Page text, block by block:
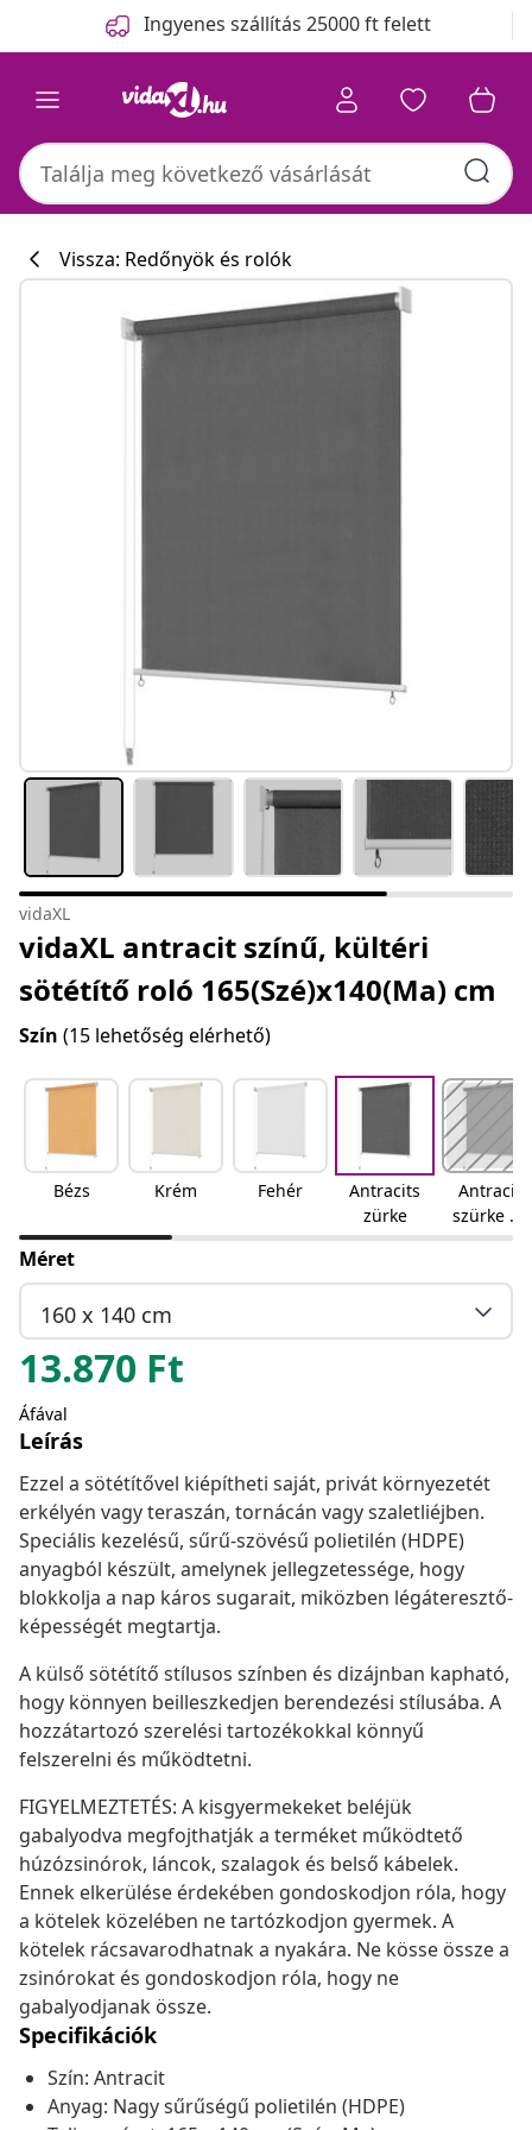
Ingyenes szállítás 25000 ft felett
Vissza: Redőnyök és rolók
vidaXL
vidaXL antracit színű, kültéri
sötétítő roló 165(Szé)x140(Ma) cm
Szín (15 lehetőség elérhető)
Bézs Krém Fehér
Antracits
zürke
Antracit
szürke és
fehér
Méret
160 x 140 cm
13.870 Ft
Áfával
Leírás
Ezzel a sötétítővel kiépítheti saját, privát környezetét
erkélyén vagy teraszán, tornácán vagy szaletliéjben.
Speciális kezelésű, sűrű-szövésű polietilén (HDPE)
anyagból készült, amelynek jellegzetessége, hogy
blokkolja a nap káros sugarait, miközben légáteresztő-
képességét megtartja.
A külső sötétítő stílusos színben és dizájnban kapható,
hogy könnyen beilleszkedjen berendezési stílusába. A
hozzátartozó szerelési tartozékokkal könnyű
felszerelni és működtetni.
FIGYELMEZTETÉS: A kisgyermekeket beléjük
gabalyodva megfojthatják a terméket működtető
húzózsinórok, láncok, szalagok és belső kábelek.
Ennek elkerülése érdekében gondoskodjon róla, hogy
a kötelek közelében ne tartózkodjon gyermek. A
kötelek rácsavarodhatnak a nyakára. Ne kösse össze a
zsinórokat és gondoskodjon róla, hogy ne
gabalyodjanak össze.
Specifikációk
Szín: Antracit
Anyag: Nagy sűrűségű polietilén (HDPE)